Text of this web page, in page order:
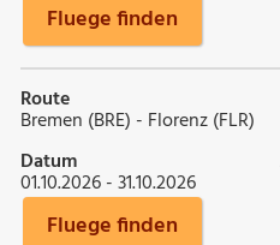
Fluege finden
Route
Bremen (BRE) - Florenz (FLR)
Datum
01.10.2026 - 31.10.2026
Fluege finden